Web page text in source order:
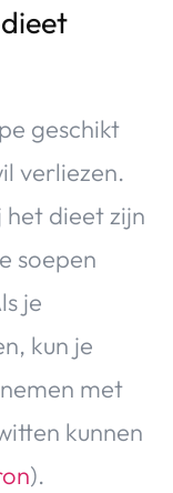
geschikt
verliezen.
dieet zijn
soepen
je
kun je
met
kunnen
).